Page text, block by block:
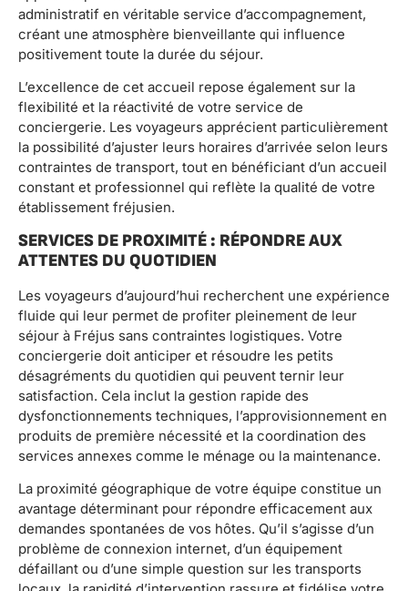
administratif en véritable service d’accompagnement,
créant une atmosphère bienveillante qui influence
positivement toute la durée du séjour.
L’excellence de cet accueil repose également sur la
flexibilité et la réactivité de votre service de
conciergerie. Les voyageurs apprécient particulièrement
la possibilité d’ajuster leurs horaires d’arrivée selon leurs
contraintes de transport, tout en bénéficiant d’un accueil
constant et professionnel qui reflète la qualité de votre
établissement fréjusien.
SERVICES DE PROXIMITÉ : RÉPONDRE AUX
ATTENTES DU QUOTIDIEN
Les voyageurs d’aujourd’hui recherchent une expérience
fluide qui leur permet de profiter pleinement de leur
séjour à Fréjus sans contraintes logistiques. Votre
conciergerie doit anticiper et résoudre les petits
désagréments du quotidien qui peuvent ternir leur
satisfaction. Cela inclut la gestion rapide des
dysfonctionnements techniques, l’approvisionnement en
produits de première nécessité et la coordination des
services annexes comme le ménage ou la maintenance.
La proximité géographique de votre équipe constitue un
avantage déterminant pour répondre efficacement aux
demandes spontanées de vos hôtes. Qu’il s’agisse d’un
problème de connexion internet, d’un équipement
défaillant ou d’une simple question sur les transports